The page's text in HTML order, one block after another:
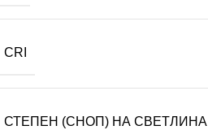
CRI
СТЕПЕН (СНОП) НА СВЕТЛИНА